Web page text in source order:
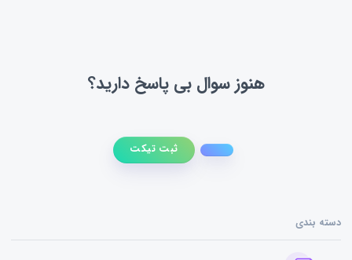
هنوز سوال بی پاسخ دارید؟
ثبت تیکت
دسته بندی